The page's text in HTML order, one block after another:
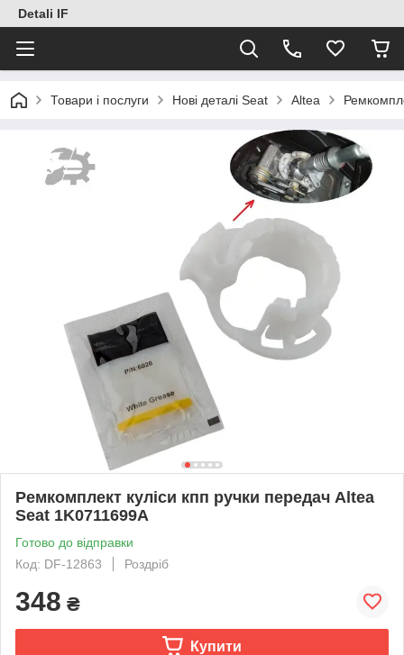
Detali IF
Товари і послуги Нові деталі Seat Altea
Ремкомплект куліси кпп ручки передач Altea
Seat 1K0711699A
Готово до відправки
Код: DF-12863
Роздріб
348 ₴
Купити